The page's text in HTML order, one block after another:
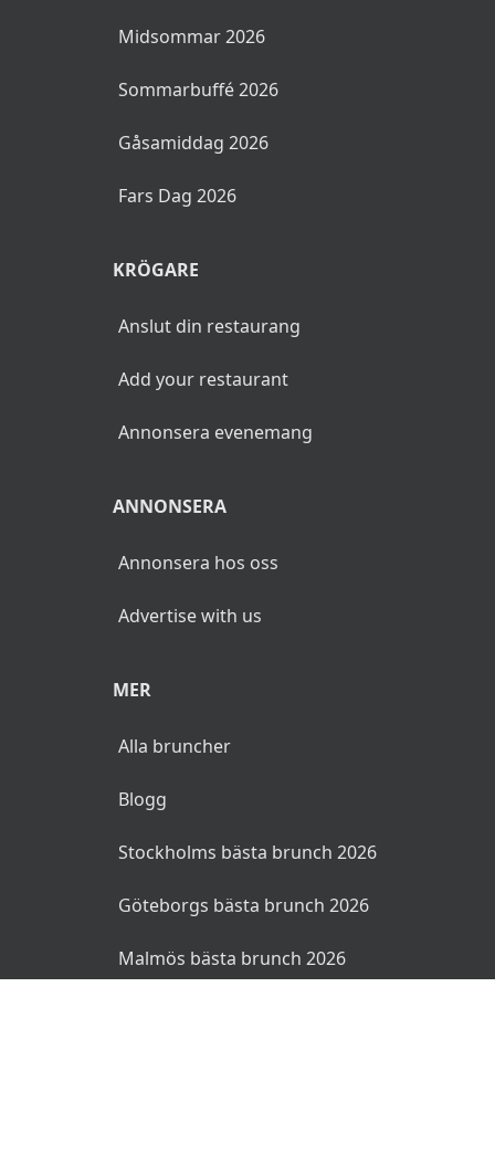
Midsommar 2026
Sommarbuffé 2026
Gåsamiddag 2026
Fars Dag 2026
KRÖGARE
Anslut din restaurang
Add your restaurant
Annonsera evenemang
ANNONSERA
Annonsera hos oss
Advertise with us
MER
Alla bruncher
Blogg
Stockholms bästa brunch 2026
Göteborgs bästa brunch 2026
Malmös bästa brunch 2026